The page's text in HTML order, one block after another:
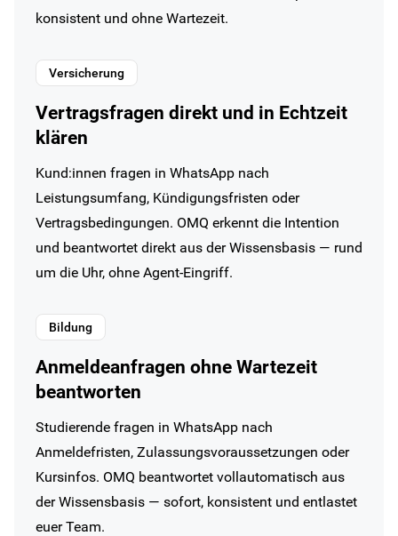
konsistent und ohne Wartezeit.
Versicherung
Vertragsfragen direkt und in Echtzeit
klären
Kund:innen fragen in WhatsApp nach
Leistungsumfang, Kündigungsfristen oder
Vertragsbedingungen. OMQ erkennt die Intention
und beantwortet direkt aus der Wissensbasis — rund
um die Uhr, ohne Agent-Eingriff.
Bildung
Anmeldeanfragen ohne Wartezeit
beantworten
Studierende fragen in WhatsApp nach
Anmeldefristen, Zulassungsvoraussetzungen oder
Kursinfos. OMQ beantwortet vollautomatisch aus
der Wissensbasis — sofort, konsistent und entlastet
euer Team.